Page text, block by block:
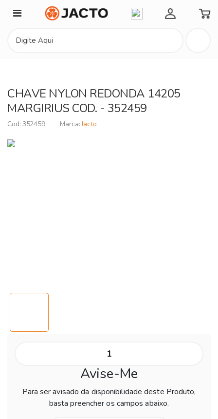
Minha Conta
CHAVE NYLON REDONDA 14205
MARGIRIUS COD. - 352459
352459 Jacto
Avise-Me
Para ser avisado da disponibilidade deste Produto,
basta preencher os campos abaixo.